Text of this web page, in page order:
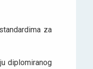
za
diplomiranog